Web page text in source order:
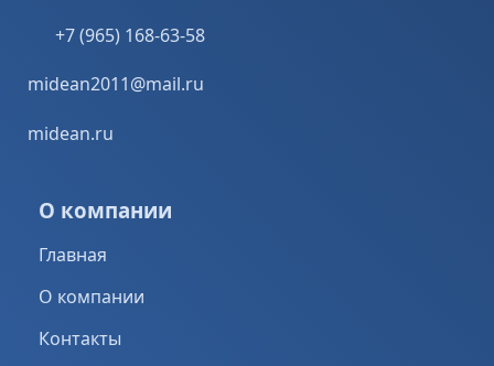
+7 (965) 168-63-58
midean2011@mail.ru
midean.ru
О компании
Главная
О компании
Контакты